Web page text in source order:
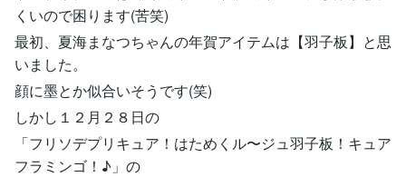
くいので困ります(苦笑)
最初、夏海まなつちゃんの年賀アイテムは【羽子板】と思
いました。
顔に墨とか似合いそうです(笑)
しかし１２月２８日の
「フリソデプリキュア！はためくル〜ジュ羽子板！キュア
フラミンゴ！♪」の